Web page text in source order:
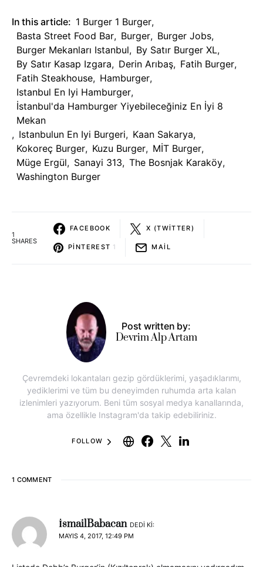
In this article: 1 Burger 1 Burger,
Basta Street Food Bar, Burger, Burger Jobs,
Burger Mekanları Istanbul, By Satır Burger XL,
By Satır Kasap Izgara, Derin Arıbaş, Fatih Burger,
Fatih Steakhouse, Hamburger,
Istanbul En Iyi Hamburger,
İstanbul'da Hamburger Yiyebileceğiniz En İyi 8
Mekan
, Istanbulun En Iyi Burgeri, Kaan Sakarya,
Kokoreç Burger, Kuzu Burger, MİT Burger,
Müge Ergül, Sanayi 313, The Bosnjak Karaköy,
Washington Burger
1
SHARES
FACEBOOK X (TWITTER)
PINTEREST 1 MAIL
Post written by:
Devrim Alp Artam
Çevremdeki lokantaları gezip gördüklerimi, yaşadıklarımı,
yediklerimi ve tüm bu deneyimden ruhumda arta kalan
izlenimleri yazıyorum. Beni tüm sosyal medya kanallarında,
ama özellikle Instagram'da takip edebiliriniz.
FOLLOW
1 COMMENT
İsmailBabacan DEDI KI:
MAYIS 4, 2017, 12:49 PM